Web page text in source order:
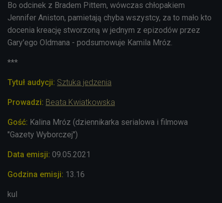
Bo odcinek z Bradem Pittem, wówczas chłopakiem
Jennifer Aniston, pamietają chyba wszystcy, za to mało kto
docenia kreację stworzoną w jednym z epizodów przez
Gary'ego Oldmana - podsumowuje Kamila Mróz.
***
Tytuł audycji: Sztuka jedzenia
Prowadzi: Beata Kwiatkowska
Gość: Kalina Mróz (dziennikarka serialowa i filmowa
"Gazety Wyborczej")
Data emisji: 09.05.2021
Godzina emisji: 13.16
kul